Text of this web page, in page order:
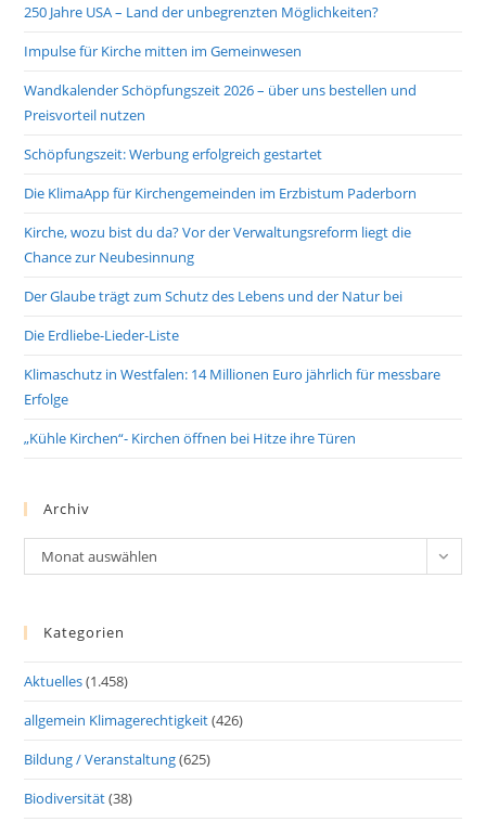
250 Jahre USA – Land der unbegrenzten Möglichkeiten?
Impulse für Kirche mitten im Gemeinwesen
Wandkalender Schöpfungszeit 2026 – über uns bestellen und
Preisvorteil nutzen
Schöpfungszeit: Werbung erfolgreich gestartet
Die KlimaApp für Kirchengemeinden im Erzbistum Paderborn
Kirche, wozu bist du da? Vor der Verwaltungsreform liegt die
Chance zur Neubesinnung
Der Glaube trägt zum Schutz des Lebens und der Natur bei
Die Erdliebe-Lieder-Liste
Klimaschutz in Westfalen: 14 Millionen Euro jährlich für messbare
Erfolge
„Kühle Kirchen“- Kirchen öffnen bei Hitze ihre Türen
Archiv
Archiv
Monat auswählen
Kategorien
Aktuelles(1.458)
allgemein Klimagerechtigkeit(426)
Bildung / Veranstaltung(625)
Biodiversität(38)